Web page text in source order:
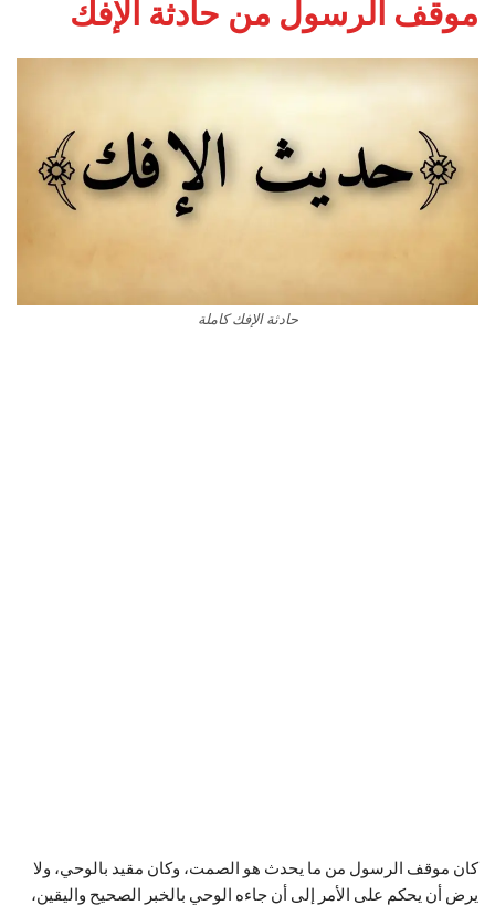
موقف الرسول من حادثة الإفك
حادثة الإفك كاملة
كان موقف الرسول من ما يحدث هو الصمت، وكان مقيد بالوحي، ولا
يرض أن يحكم على الأمر إلى أن جاءه الوحي بالخبر الصحيح واليقين،